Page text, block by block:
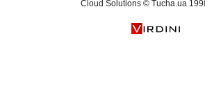
Cloud Solutions © Tucha.ua